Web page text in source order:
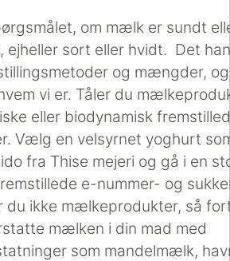
om mælk er sundt
ejheller sort eller hvidt. Det
og mængder,
vi er. Tåler du
eller biodynamisk
Vælg en velsyrnet yoghurt
fra Thise mejeri og gå i en
e-nummer- og
du ikke mælkeprodukter, så
mælken i din mad med
som mandelmælk,